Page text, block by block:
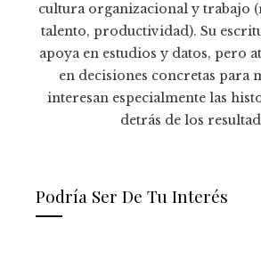
cultura organizacional y trabajo
talento, productividad). Su
apoya en estudios y datos, pero
en decisiones concretas para
interesan especialmente las
detrás de los
Podría Ser De Tu Interés